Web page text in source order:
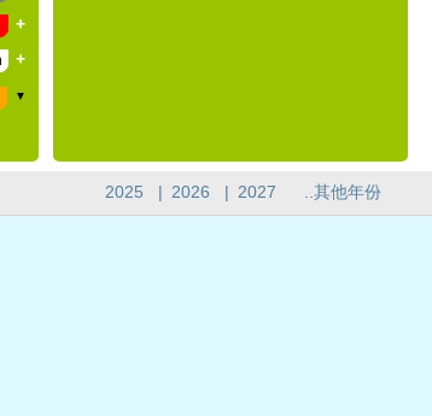
+
+
▼
2025 | 2026 | 2027 ..其他年份